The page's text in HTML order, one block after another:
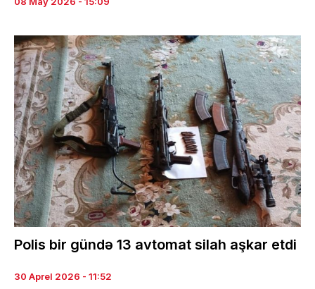
Polis bir gündə 13 avtomat silah aşkar etdi
30 Aprel 2026 - 11:52